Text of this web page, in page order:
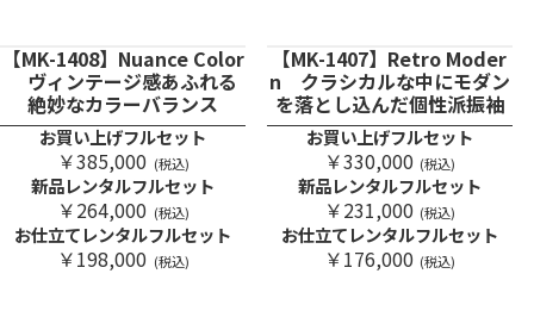
【MK-1408】Nuance Color
ヴィンテージ感あふれる
絶妙なカラーバランス
お買い上げフルセット
￥385,000 (税込)
新品レンタルフルセット
￥264,000 (税込)
お仕立てレンタルフルセット
￥198,000 (税込)
【MK-1407】Retro Moder
n クラシカルな中にモダン
を落とし込んだ個性派振袖
お買い上げフルセット
￥330,000 (税込)
新品レンタルフルセット
￥231,000 (税込)
お仕立てレンタルフルセット
￥176,000 (税込)